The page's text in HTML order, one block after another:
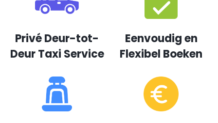
Privé Deur-tot-
Deur Taxi Service
Eenvoudig en
Flexibel Boeken